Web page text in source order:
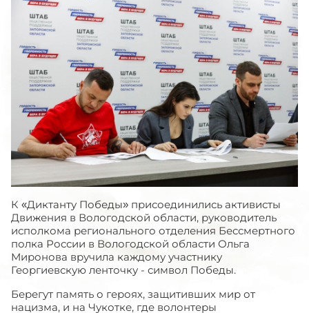
К «Диктанту Победы» присоединились активисты
Движения в Вологодской области, руководитель
исполкома регионального отделения Бессмертного
полка России в Вологодской области Ольга
Миронова вручила каждому участнику
Георгиевскую ленточку - символ Победы.
Берегут память о героях, защитивших мир от
нацизма, и на Чукотке, где волонтеры